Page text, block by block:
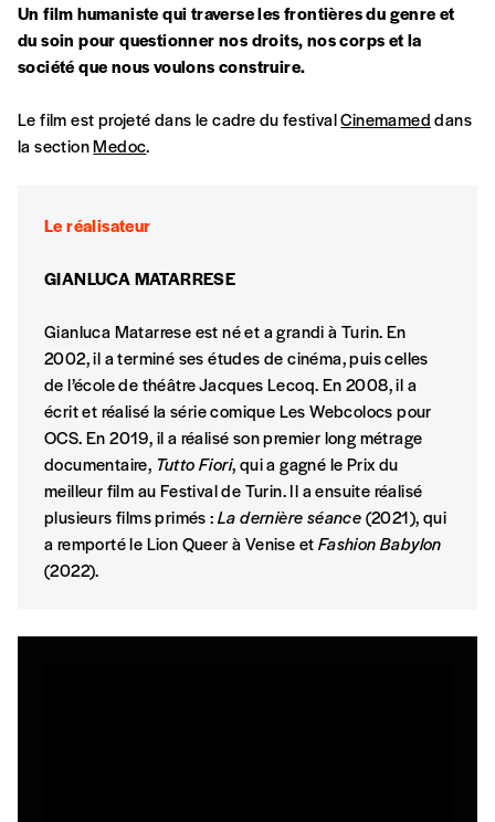
Se connecter
Formulaire de
commande
A partir de 2021,Imag, le magazine de
l’interculturel,vous est proposé àPRIX LIBRE.
Le prix libre est un mode de fixation du prix
par l’acheteur d’un bien ou d’un service, qui
peut être une manière pour lui de payer le prix
d’affirmer notre attachement aux valeurs de
Un film humaniste qui traverse les frontières du genre et
du soin pour questionner nos droits, nos corps et la
société que nous voulons construire.
Le film est projeté dans le cadre du festivalCinemameddans
la sectionMedoc.
Le réalisateur
GIANLUCA MATARRESE
Gianluca Matarrese est né et a grandi à Turin. En
2002, il a terminé ses études de cinéma, puis celles
de l’école de théâtre Jacques Lecoq. En 2008, il a
écrit et réalisé la série comique Les Webcolocs pour
OCS. En 2019, il a réalisé son premier long métrage
documentaire, Tutto Fiori, qui a gagné le Prix du
meilleur film au Festival de Turin. Il a ensuite réalisé
plusieurs films primés :La dernière séance(2021), qui
a remporté le Lion Queer à Venise etFashion Babylon
(2022).